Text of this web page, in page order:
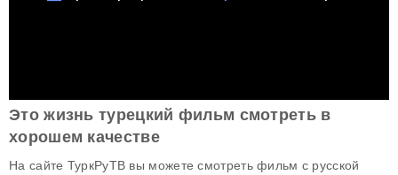
Это жизнь турецкий фильм смотреть в
хорошем качестве
На сайте ТуркРуТВ вы можете смотреть фильм с русской